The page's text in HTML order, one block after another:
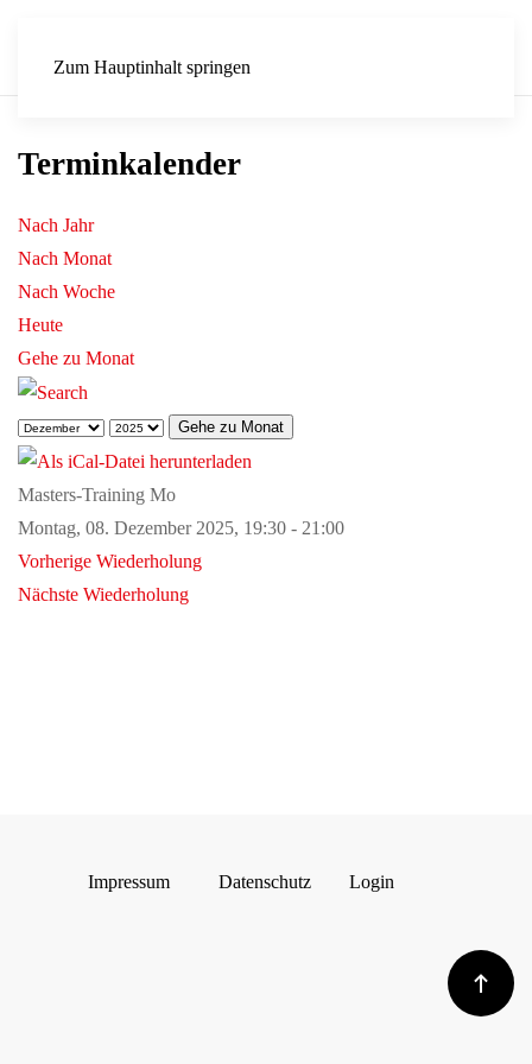
Zum Hauptinhalt springen
Terminkalender
Nach Jahr
Nach Monat
Nach Woche
Heute
Gehe zu Monat
Gehe zu Monat
Masters-Training Mo
Montag, 08. Dezember 2025, 19:30 - 21:00
Vorherige Wiederholung
Nächste Wiederholung
Impressum Datenschutz Login